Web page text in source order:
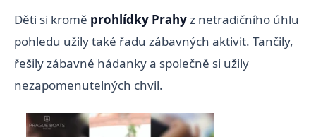
Děti si kromě prohlídky Prahyz netradičního úhlu
pohledu užily také řadu zábavných aktivit. Tančily,
řešily zábavné hádanky a společně si užily
nezapomenutelných chvil.